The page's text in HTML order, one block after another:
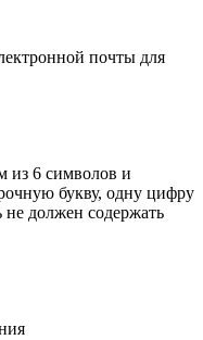
почты для
из 6 символов и
букву, одну цифру
должен содержать